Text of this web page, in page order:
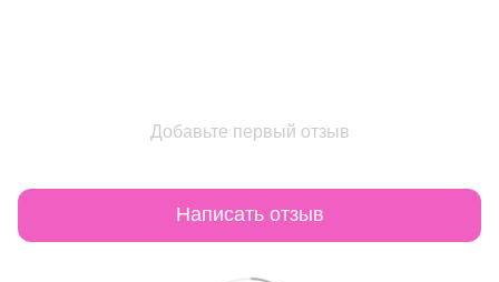
Добавьте первый отзыв
Написать отзыв